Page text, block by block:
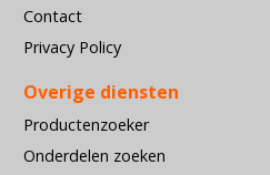
Contact
Privacy Policy
Overige diensten
Productenzoeker
Onderdelen zoeken